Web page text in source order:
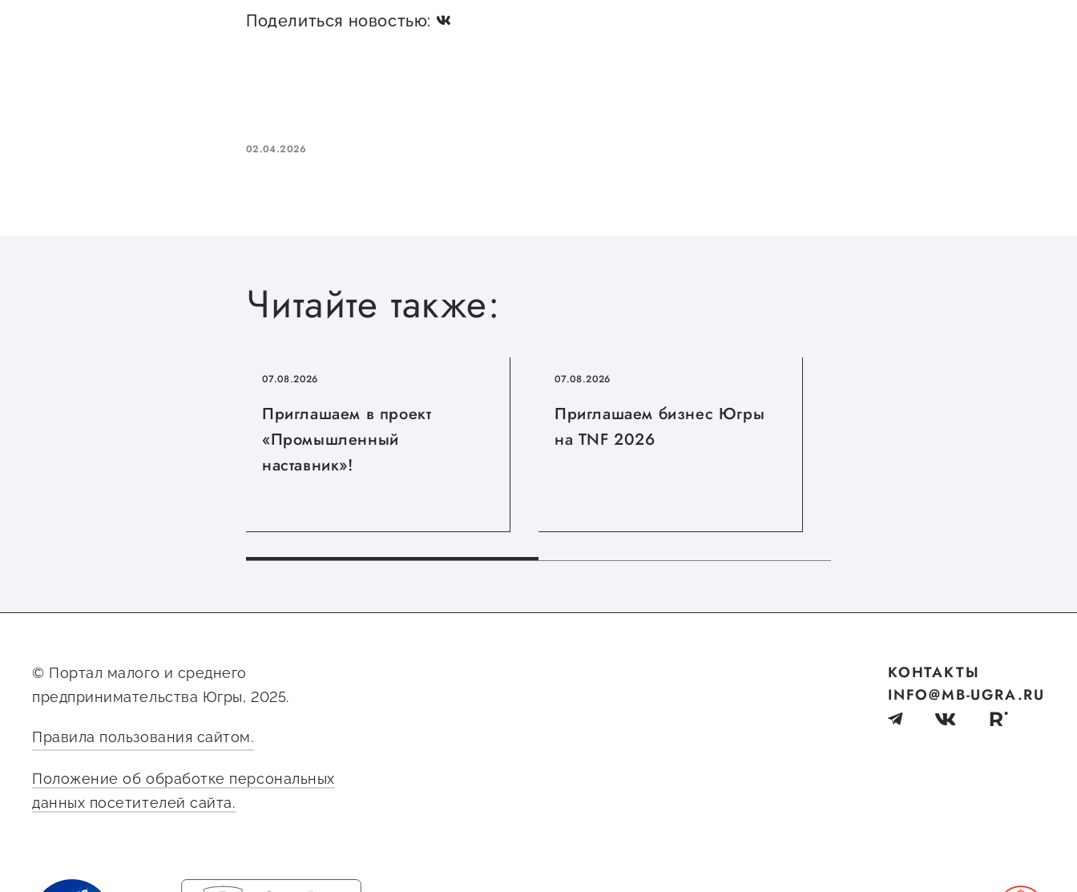
Поделиться новостью:
02.04.2026
Читайте также:
07.08.2026
Приглашаем в проект
«Промышленный
наставник»!
07.08.2026
Приглашаем бизнес Югры
на TNF 2026
© Портал малого и среднего
предпринимательства Югры, 2025.
Правила пользования сайтом.
Положение об обработке персональных
данных посетителей сайта.
КОНТАКТЫ
INFO@MB-UGRA.RU